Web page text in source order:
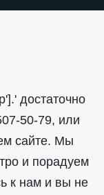
достаточно
50-79, или
сайте. Мы
и порадуем
к нам и вы не